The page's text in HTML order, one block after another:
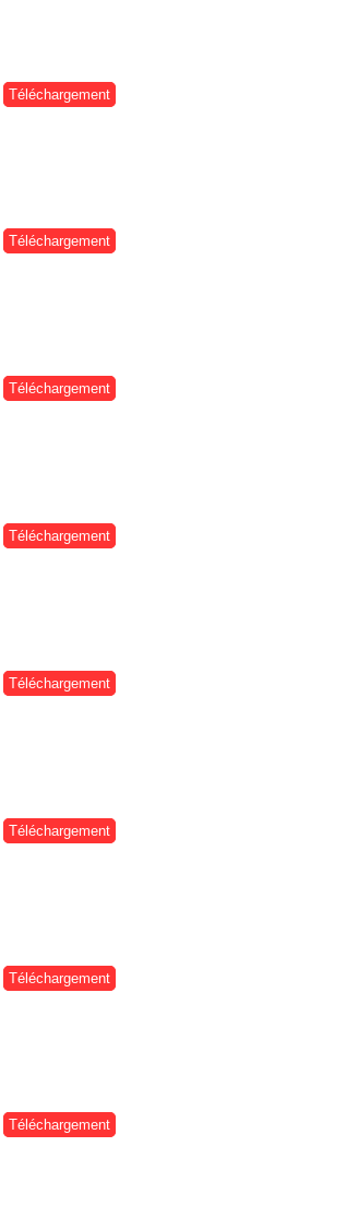
Téléchargement
Téléchargement
Téléchargement
Téléchargement
Téléchargement
Téléchargement
Téléchargement
Téléchargement